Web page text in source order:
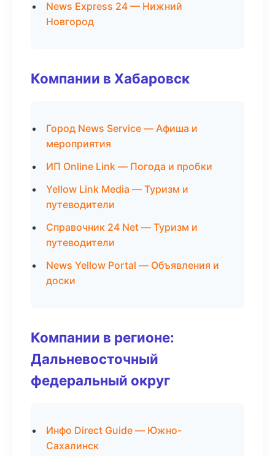
News Express 24 — Нижний
Новгород
Компании в Хабаровск
Город News Service — Афиша и
мероприятия
ИП Online Link — Погода и пробки
Yellow Link Media — Туризм и
путеводители
Справочник 24 Net — Туризм и
путеводители
News Yellow Portal — Объявления и
доски
Компании в регионе:
Дальневосточный
федеральный округ
Инфо Direct Guide — Южно-
Сахалинск